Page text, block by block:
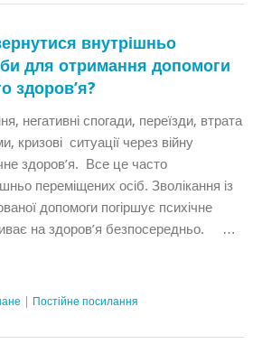
внутрішньо
для отримання допомоги
здоров’я?
негативні спогади, переїзди, втрата
кризові ситуації через війну
здоров’я. Все це часто
переміщених осіб. Зволікання із
допомоги погіршує психічне
на здоров’я безпосередньо. …
Постійне посилання